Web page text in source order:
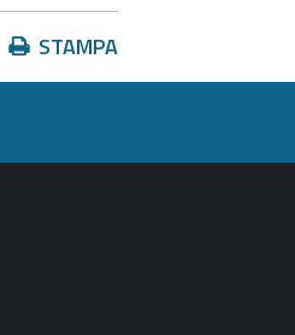
STAMPA